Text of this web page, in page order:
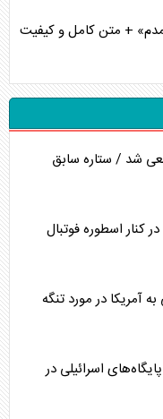
+ متن کامل و کیفیت
شد / ستاره سابق
پایان یک دوره ۳۰ ساله در کنار اسطوره فوتبال
آمریکا در مورد تنگه
اسرائیلی در